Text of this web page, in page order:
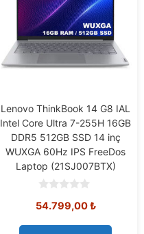
Lenovo ThinkBook 14 G8 IAL
Intel Core Ultra 7-255H 16GB
DDR5 512GB SSD 14 inç
WUXGA 60Hz IPS FreeDos
Laptop (21SJ007BTX)
o
t
54.799,00₺